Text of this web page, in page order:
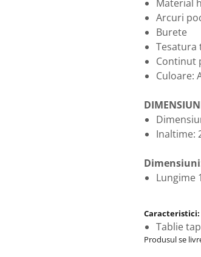
Material
Arcuri
Burete
Tesatura
Continut
Culoare:
Inaltime:
Dimensiuni
Lungime
Caracteristici:
Tablie
Produsul se